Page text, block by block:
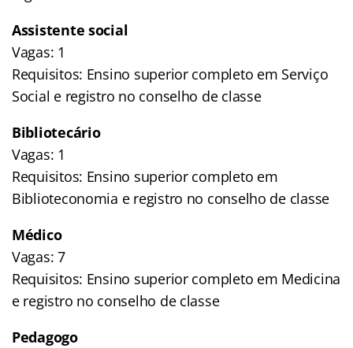
Assistente social
Vagas: 1
Requisitos: Ensino superior completo em Serviço
Social e registro no conselho de classe
Bibliotecário
Vagas: 1
Requisitos: Ensino superior completo em
Biblioteconomia e registro no conselho de classe
Médico
Vagas: 7
Requisitos: Ensino superior completo em Medicina
e registro no conselho de classe
Pedagogo